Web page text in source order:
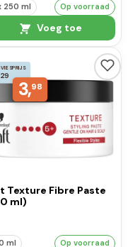
250 ml Op voorraad
Voeg toe
3,98
Texture Fibre Paste
ml)
ml Op voorraad